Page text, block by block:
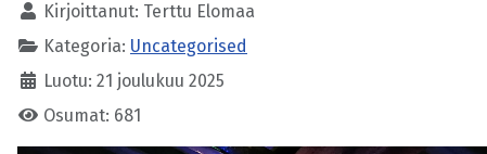
Kirjoittanut: Terttu Elomaa
Kategoria: Uncategorised
Luotu: 21 joulukuu 2025
Osumat: 681